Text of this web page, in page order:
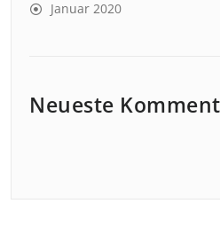
Januar 2020
Neueste